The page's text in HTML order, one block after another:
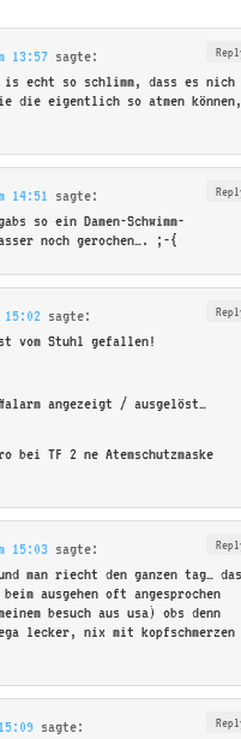
13:57 sagte:
echt so schlimm, dass es nich
die eigentlich so atmen können,
14:51 sagte:
so ein Damen-Schwimm-
noch gerochen…. ;-{
sagte:
vom Stuhl gefallen!
angezeigt / ausgelöst…
TF 2 ne Atemschutzmaske
15:03 sagte:
man riecht den ganzen tag… das
ausgehen oft angesprochen
besuch aus usa) obs denn
lecker, nix mit kopfschmerzen
sagte: